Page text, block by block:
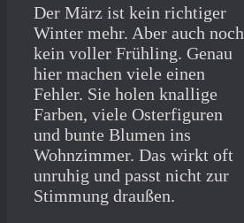
Der März ist kein richtiger
Winter mehr. Aber auch noch
kein voller Frühling. Genau
hier machen viele einen
Fehler. Sie holen knallige
Farben, viele Osterfiguren
und bunte Blumen ins
Wohnzimmer. Das wirkt oft
unruhig und passt nicht zur
Stimmung draußen.